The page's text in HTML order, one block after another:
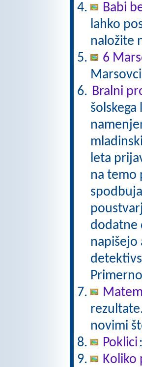
Babi
lahko
naložite
6
Bralni
leta
na temo
dodatne
napišejo
novimi
Poklici
Koliko